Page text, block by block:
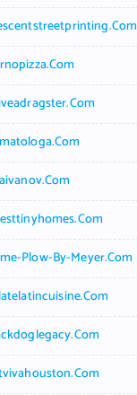
Plow-By-Meyer.com